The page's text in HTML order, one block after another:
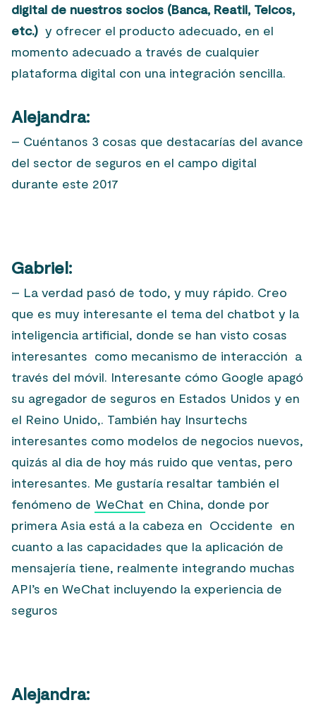
digital de nuestros socios (Banca, Reatil, Telcos,
etc.) y ofrecer el producto adecuado, en el
momento adecuado a través de cualquier
plataforma digital con una integración sencilla.
Alejandra:
– Cuéntanos 3 cosas que destacarías del avance
del sector de seguros en el campo digital
durante este 2017
Gabriel:
– La verdad pasó de todo, y muy rápido. Creo
que es muy interesante el tema del chatbot y la
inteligencia artificial, donde se han visto cosas
interesantes como mecanismo de interacción a
través del móvil. Interesante cómo Google apagó
su agregador de seguros en Estados Unidos y en
el Reino Unido,. También hay Insurtechs
interesantes como modelos de negocios nuevos,
quizás al dia de hoy más ruido que ventas, pero
interesantes. Me gustaría resaltar también el
fenómeno de WeChat en China, donde por
primera Asia está a la cabeza en Occidente en
cuanto a las capacidades que la aplicación de
mensajería tiene, realmente integrando muchas
API’s en WeChat incluyendo la experiencia de
seguros
Alejandra: